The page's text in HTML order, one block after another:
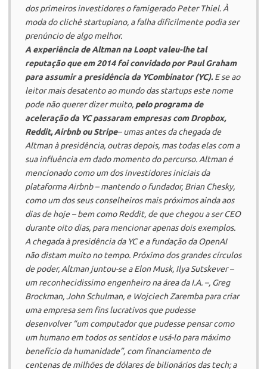
dos primeiros investidores o famigerado Peter Thiel. À
moda do clichêstartupiano, a falha dificilmente podia ser
prenúncio de algo melhor.
A experiência de Altman na Looptvaleu-lhe tal
reputação que em 2014 foi convidado por Paul Graham
para assumir a presidência da YCombinator (YC).E se ao
leitor mais desatento ao mundo das startups este nome
pode não querer dizer muito, pelo programa de
aceleração da YC passaram empresas comDropbox,
Reddit,AirbnbouStripe– umas antes da chegada de
Altman à presidência, outras depois, mas todas elas com a
sua influência em dado momento do percurso. Altman é
mencionado como um dos investidores iniciais da
plataformaAirbnb– mantendo o fundador, Brian Chesky,
como um dos seus conselheiros mais próximos ainda aos
dias de hoje – bem comoReddit, de que chegou a ser CEO
durante oito dias, para mencionar apenas dois exemplos.
A chegada à presidência da YC e a fundação daOpenAI
não distam muito no tempo. Próximo dos grandes círculos
de poder, Altman juntou-se a Elon Musk, Ilya Sutskever –
um reconhecidissimo engenheiro na área da I.A. –, Greg
Brockman, John Schulman, e Wojciech Zaremba para criar
uma empresa sem fins lucrativos que pudesse
desenvolver “um computador que pudesse pensar como
um humano em todos os sentidos e usá-lo para máximo
benefício da humanidade”, com financiamento de
centenas de milhões de dólares de bilionários dastech; a